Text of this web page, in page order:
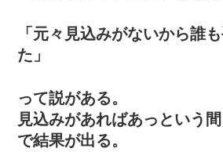
「元々見込みがないから誰
た」
って説がある。
見込みがあればあっという
で結果が出る。